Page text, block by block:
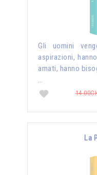
Gli uomini
aspirazioni,
amati, hanno
…
La